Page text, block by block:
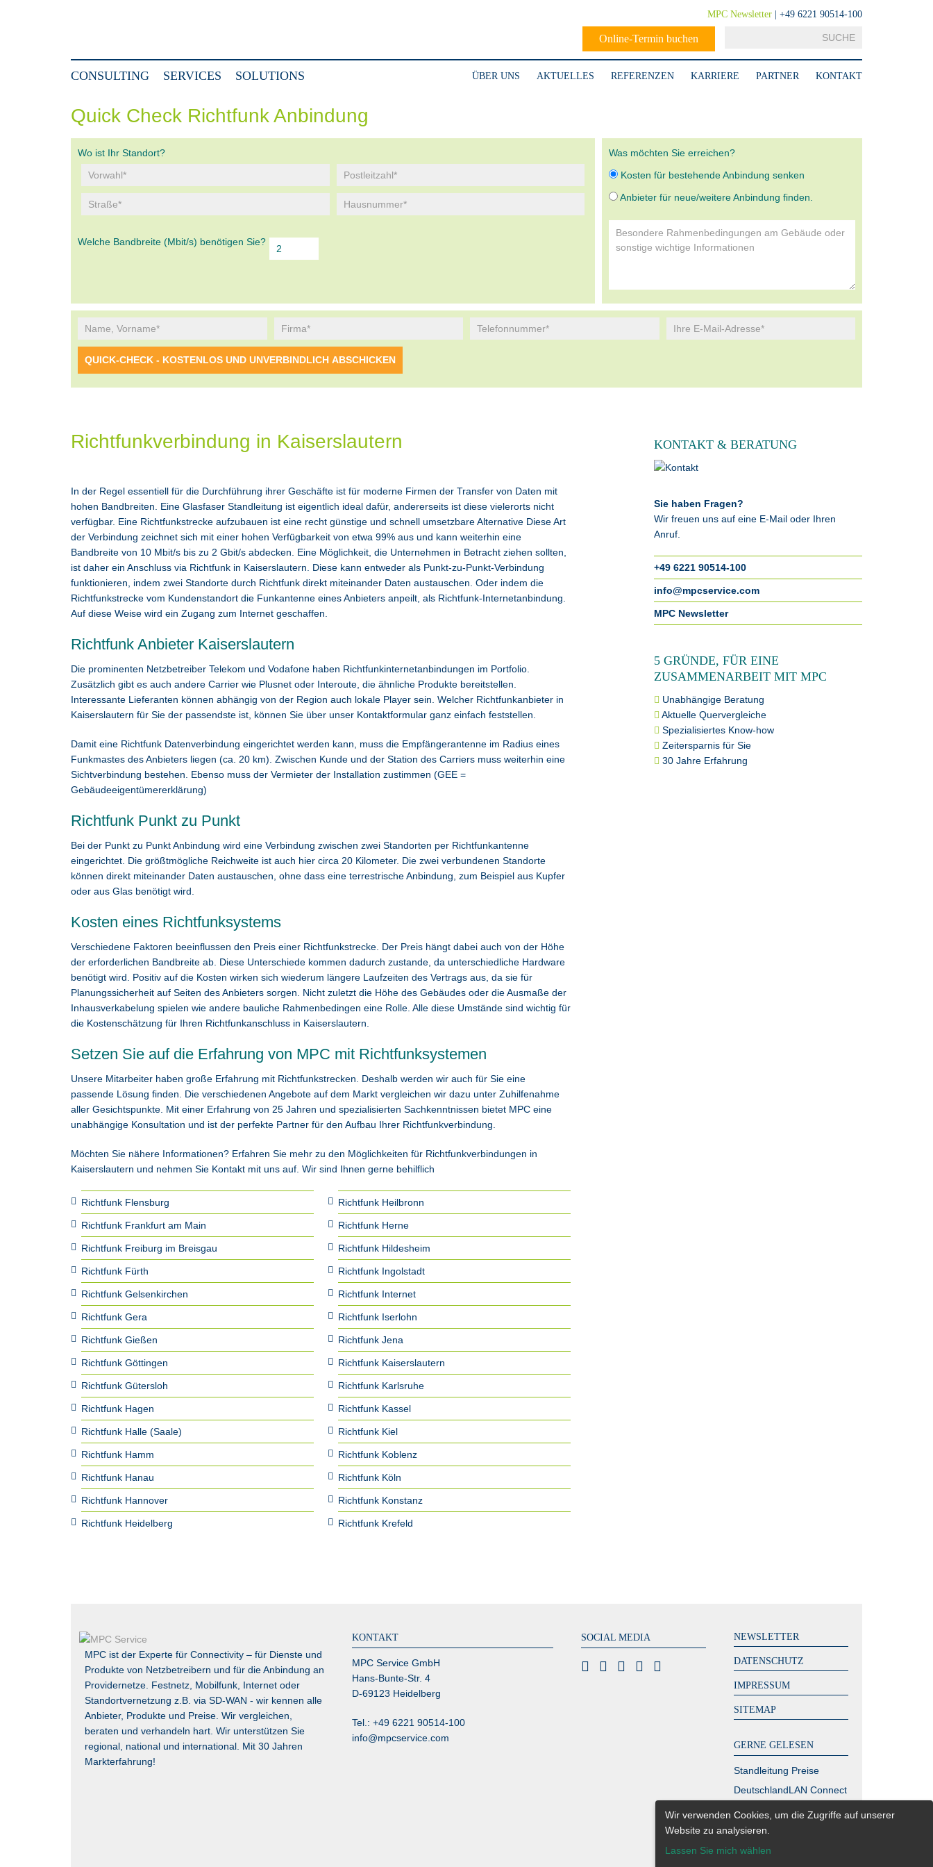
MPC Newsletter | +49 6221 90514-100
Online-Termin buchen
CONSULTING SERVICES SOLUTIONS ÜBER UNS AKTUELLES REFERENZEN KARRIERE PARTNER KONTAKT
Quick Check Richtfunk Anbindung
Wo ist Ihr Standort?
Welche Bandbreite (Mbit/s) benötigen Sie?
Was möchten Sie erreichen?
Kosten für bestehende Anbindung senken
Anbieter für neue/weitere Anbindung finden.
Richtfunkverbindung in Kaiserslautern
In der Regel essentiell für die Durchführung ihrer Geschäfte ist für moderne Firmen der Transfer von Daten mit
hohen Bandbreiten. Eine Glasfaser Standleitung ist eigentlich ideal dafür, andererseits ist diese vielerorts nicht
verfügbar. Eine Richtfunkstrecke aufzubauen ist eine recht günstige und schnell umsetzbare Alternative Diese Art
der Verbindung zeichnet sich mit einer hohen Verfügbarkeit von etwa 99% aus und kann weiterhin eine
Bandbreite von 10 Mbit/s bis zu 2 Gbit/s abdecken. Eine Möglichkeit, die Unternehmen in Betracht ziehen sollten,
ist daher ein Anschluss via Richtfunk in Kaiserslautern. Diese kann entweder als Punkt-zu-Punkt-Verbindung
funktionieren, indem zwei Standorte durch Richtfunk direkt miteinander Daten austauschen. Oder indem die
Richtfunkstrecke vom Kundenstandort die Funkantenne eines Anbieters anpeilt, als Richtfunk-Internetanbindung.
Auf diese Weise wird ein Zugang zum Internet geschaffen.
Richtfunk Anbieter Kaiserslautern
Die prominenten Netzbetreiber Telekom und Vodafone haben Richtfunkinternetanbindungen im Portfolio.
Zusätzlich gibt es auch andere Carrier wie Plusnet oder Interoute, die ähnliche Produkte bereitstellen.
Interessante Lieferanten können abhängig von der Region auch lokale Player sein. Welcher Richtfunkanbieter in
Kaiserslautern für Sie der passendste ist, können Sie über unser Kontaktformular ganz einfach feststellen.
Damit eine Richtfunk Datenverbindung eingerichtet werden kann, muss die Empfängerantenne im Radius eines
Funkmastes des Anbieters liegen (ca. 20 km). Zwischen Kunde und der Station des Carriers muss weiterhin eine
Sichtverbindung bestehen. Ebenso muss der Vermieter der Installation zustimmen (GEE =
Gebäudeeigentümererklärung)
Richtfunk Punkt zu Punkt
Bei der Punkt zu Punkt Anbindung wird eine Verbindung zwischen zwei Standorten per Richtfunkantenne
eingerichtet. Die größtmögliche Reichweite ist auch hier circa 20 Kilometer. Die zwei verbundenen Standorte
können direkt miteinander Daten austauschen, ohne dass eine terrestrische Anbindung, zum Beispiel aus Kupfer
oder aus Glas benötigt wird.
Kosten eines Richtfunksystems
Verschiedene Faktoren beeinflussen den Preis einer Richtfunkstrecke. Der Preis hängt dabei auch von der Höhe
der erforderlichen Bandbreite ab. Diese Unterschiede kommen dadurch zustande, da unterschiedliche Hardware
benötigt wird. Positiv auf die Kosten wirken sich wiederum längere Laufzeiten des Vertrags aus, da sie für
Planungssicherheit auf Seiten des Anbieters sorgen. Nicht zuletzt die Höhe des Gebäudes oder die Ausmaße der
Inhausverkabelung spielen wie andere bauliche Rahmenbedingen eine Rolle. Alle diese Umstände sind wichtig für
die Kostenschätzung für Ihren Richtfunkanschluss in Kaiserslautern.
Setzen Sie auf die Erfahrung von MPC mit Richtfunksystemen
Unsere Mitarbeiter haben große Erfahrung mit Richtfunkstrecken. Deshalb werden wir auch für Sie eine
passende Lösung finden. Die verschiedenen Angebote auf dem Markt vergleichen wir dazu unter Zuhilfenahme
aller Gesichtspunkte. Mit einer Erfahrung von 25 Jahren und spezialisierten Sachkenntnissen bietet MPC eine
unabhängige Konsultation und ist der perfekte Partner für den Aufbau Ihrer Richtfunkverbindung.
Möchten Sie nähere Informationen? Erfahren Sie mehr zu den Möglichkeiten für Richtfunkverbindungen in
Kaiserslautern und nehmen Sie Kontakt mit uns auf. Wir sind Ihnen gerne behilflich
Richtfunk Flensburg
Richtfunk Frankfurt am Main
Richtfunk Freiburg im Breisgau
Richtfunk Fürth
Richtfunk Gelsenkirchen
Richtfunk Gera
Richtfunk Gießen
Richtfunk Göttingen
Richtfunk Gütersloh
Richtfunk Hagen
Richtfunk Halle (Saale)
Richtfunk Hamm
Richtfunk Hanau
Richtfunk Hannover
Richtfunk Heidelberg
Richtfunk Heilbronn
Richtfunk Herne
Richtfunk Hildesheim
Richtfunk Ingolstadt
Richtfunk Internet
Richtfunk Iserlohn
Richtfunk Jena
Richtfunk Kaiserslautern
Richtfunk Karlsruhe
Richtfunk Kassel
Richtfunk Kiel
Richtfunk Koblenz
Richtfunk Köln
Richtfunk Konstanz
Richtfunk Krefeld
KONTAKT & BERATUNG
Sie haben Fragen?
Wir freuen uns auf eine E-Mail oder Ihren
Anruf.
+49 6221 90514-100
info@mpcservice.com
MPC Newsletter
5 GRÜNDE, FÜR EINE
ZUSAMMENARBEIT MIT MPC
Unabhängige Beratung
Aktuelle Quervergleiche
Spezialisiertes Know-how
Zeitersparnis für Sie
30 Jahre Erfahrung
MPC ist der Experte für Connectivity – für Dienste und
Produkte von Netzbetreibern und für die Anbindung an
Providernetze. Festnetz, Mobilfunk, Internet oder
Standortvernetzung z.B. via SD-WAN - wir kennen alle
Anbieter, Produkte und Preise. Wir vergleichen,
beraten und verhandeln hart. Wir unterstützen Sie
regional, national und international. Mit 30 Jahren
Markterfahrung!
KONTAKT
MPC Service GmbH
Hans-Bunte-Str. 4
D-69123 Heidelberg
Tel.: +49 6221 90514-100
info@mpcservice.com
SOCIAL MEDIA NEWSLETTER
DATENSCHUTZ
IMPRESSUM
SITEMAP
GERNE GELESEN
Standleitung Preise
DeutschlandLAN Connect
MPLS Kosten – zahlen
Wir verwenden Cookies, um die Zugriffe auf unserer
Website zu analysieren.
Lassen Sie mich wählen